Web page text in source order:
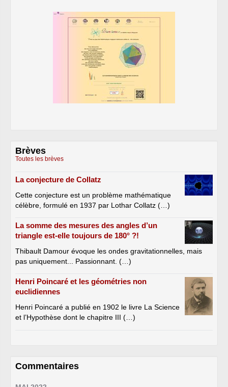
Brèves
Toutes les brèves
La conjecture de Collatz
Cette conjecture est un problème mathématique
célèbre, formulé en 1937 par Lothar Collatz (…)
La somme des mesures des angles d’un
triangle est-elle toujours de 180° ?!
Thibault Damour évoque les ondes gravitationnelles, mais
pas uniquement... Passionnant. (…)
Henri Poincaré et les géométries non
euclidiennes
Henri Poincaré a publié en 1902 le livre La Science
et l’Hypothèse dont le chapitre III (…)
Commentaires